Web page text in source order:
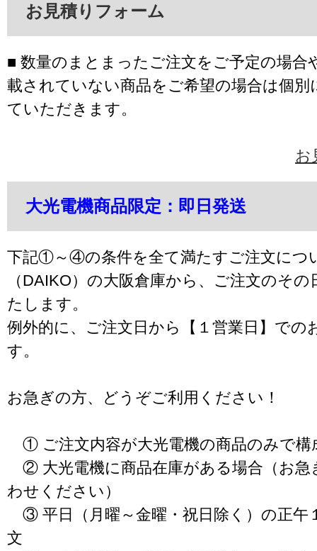
お見積りフォーム
■ 数量のまとまったご注文をご予定の場合
載されていない商品をご希望の場合は個別
ていただきます。
お
大光電機商品限定：即日発送
下記①～④の条件を全て満たすご注文につ
（DAIKO）の大阪倉庫から、ご注文のそ
たします。
例外的に、ご注文日から【１営業日】での
す。
お急ぎの方、どうぞご利用ください！
① ご注文内容が大光電機の商品のみで構
② 大光電機に商品在庫がある場合（お急
わせください）
③ 平日（月曜～金曜・祝日除く）の正午
文